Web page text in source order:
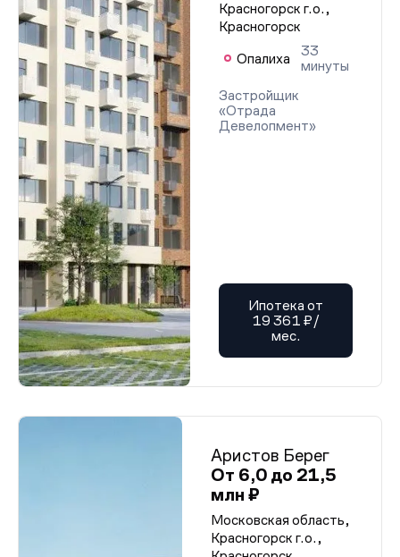
Красногорск г.о.,
Красногорск
Опалиха
33
минуты
Застройщик
«Отрада
Девелопмент»
Ипотека от
19 361 ₽/
мес.
Аристов Берег
От 6,0 до 21,5
млн ₽
Московская область,
Красногорск г.о.,